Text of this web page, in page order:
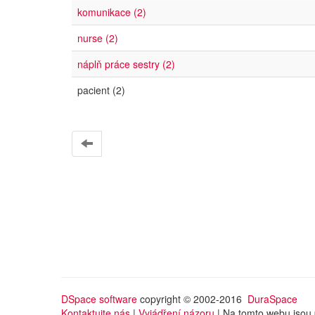
komunikace (2)
nurse (2)
náplň práce sestry (2)
pacient (2)
DSpace software copyright © 2002-2016 DuraSpace